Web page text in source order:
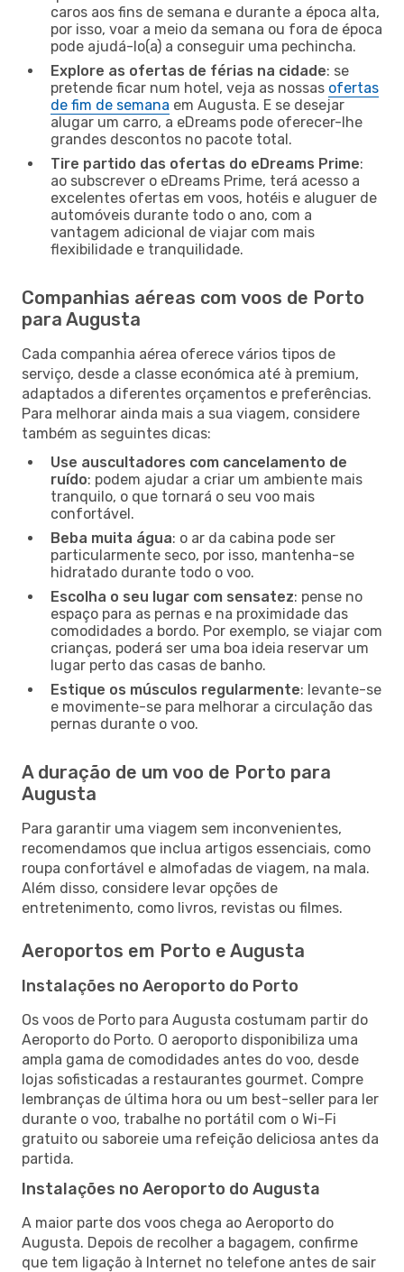
caros aos fins de semana e durante a época alta,
por isso, voar a meio da semana ou fora de época
pode ajudá-lo(a) a conseguir uma pechincha.
Explore as ofertas de férias na cidade: se
pretende ficar num hotel, veja as nossas ofertas
de fim de semana em Augusta. E se desejar
alugar um carro, a eDreams pode oferecer-lhe
grandes descontos no pacote total.
Tire partido das ofertas do eDreams Prime:
ao subscrever o eDreams Prime, terá acesso a
excelentes ofertas em voos, hotéis e aluguer de
automóveis durante todo o ano, com a
vantagem adicional de viajar com mais
flexibilidade e tranquilidade.
Companhias aéreas com voos de Porto
para Augusta
Cada companhia aérea oferece vários tipos de
serviço, desde a classe económica até à premium,
adaptados a diferentes orçamentos e preferências.
Para melhorar ainda mais a sua viagem, considere
também as seguintes dicas:
Use auscultadores com cancelamento de
ruído: podem ajudar a criar um ambiente mais
tranquilo, o que tornará o seu voo mais
confortável.
Beba muita água: o ar da cabina pode ser
particularmente seco, por isso, mantenha-se
hidratado durante todo o voo.
Escolha o seu lugar com sensatez: pense no
espaço para as pernas e na proximidade das
comodidades a bordo. Por exemplo, se viajar com
crianças, poderá ser uma boa ideia reservar um
lugar perto das casas de banho.
Estique os músculos regularmente: levante-se
e movimente-se para melhorar a circulação das
pernas durante o voo.
A duração de um voo de Porto para
Augusta
Para garantir uma viagem sem inconvenientes,
recomendamos que inclua artigos essenciais, como
roupa confortável e almofadas de viagem, na mala.
Além disso, considere levar opções de
entretenimento, como livros, revistas ou filmes.
Aeroportos em Porto e Augusta
Instalações no Aeroporto do Porto
Os voos de Porto para Augusta costumam partir do
Aeroporto do Porto. O aeroporto disponibiliza uma
ampla gama de comodidades antes do voo, desde
lojas sofisticadas a restaurantes gourmet. Compre
lembranças de última hora ou um best-seller para ler
durante o voo, trabalhe no portátil com o Wi-Fi
gratuito ou saboreie uma refeição deliciosa antes da
partida.
Instalações no Aeroporto do Augusta
A maior parte dos voos chega ao Aeroporto do
Augusta. Depois de recolher a bagagem, confirme
que tem ligação à Internet no telefone antes de sair